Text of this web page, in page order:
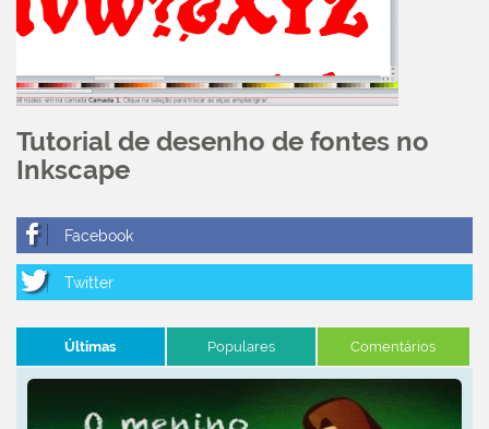
Tutorial de desenho de fontes no
Inkscape
Últimas Populares Comentários